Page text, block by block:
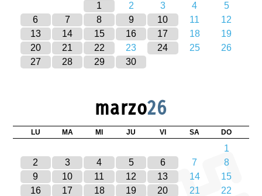
1 2 3 4
5
6
7 8 9 10 11
12
13
14 15 16 17 18
19
20
21 22 23 24 25
26
27
28 29 30
marzo26
LU MA MI JU VI SA DO
1
2
3 4 5 6 7
8
9
10 11 12 13 14
15
16
17 18 19 20 21 22